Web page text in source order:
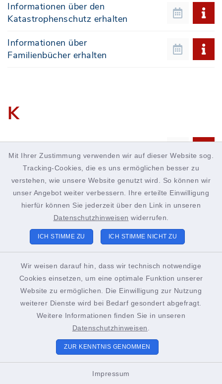
Mit Ihrer Zustimmung verwenden wir auf dieser Website sog.
Tracking-Cookies, die es uns ermöglichen besser zu
verstehen, wie unsere Website genutzt wird. So können wir
unser Angebot weiter verbessern. Ihre erteilte Einwilligung
hierfür können Sie jederzeit über den Link in unseren
Datenschutzhinweisen widerrufen.
ICH STIMME ZU ICH STIMME NICHT ZU
Wir weisen darauf hin, dass wir technisch notwendige
Cookies einsetzen, um eine optimale Funktion unserer
Website zu ermöglichen. Die Einwilligung zur Nutzung
weiterer Dienste wird bei Bedarf gesondert abgefragt.
Weitere Informationen finden Sie in unseren
Datenschutzhinweisen
ZUR KENNTNIS GENOMMEN
Impressum
Informationen über den
Katastrophenschutz erhalten
Informationen über
Familienbücher erhalten
K
Kanalstörung melden
KFZ-Abmeldung (in Kreis
Dithmarschen zugelassen)
Kfz: Befreiung von der
Gurtanlege- und Helmtragepflicht
Kirchenaustritt
Kommunale Ehrung erhalten
Kommunale Räte zur
Kriminalitätsverhütung